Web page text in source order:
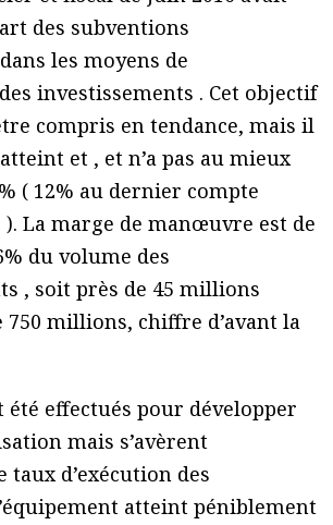
des subventions
les moyens de
investissements . Cet objectif
compris en tendance, mais il
et , et n’a pas au mieux
( 12% au dernier compte
La marge de manœuvre est de
du volume des
, soit près de 45 millions
750 millions, chiffre d’avant la
été effectués pour développer
mais s’avèrent
taux d’exécution des
atteint péniblement